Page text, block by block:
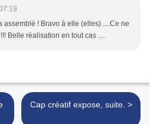
assemblé ! Bravo à elle (elles) ....Ce ne
Belle réalisation en tout cas ....
Cap créatif expose, suite. >